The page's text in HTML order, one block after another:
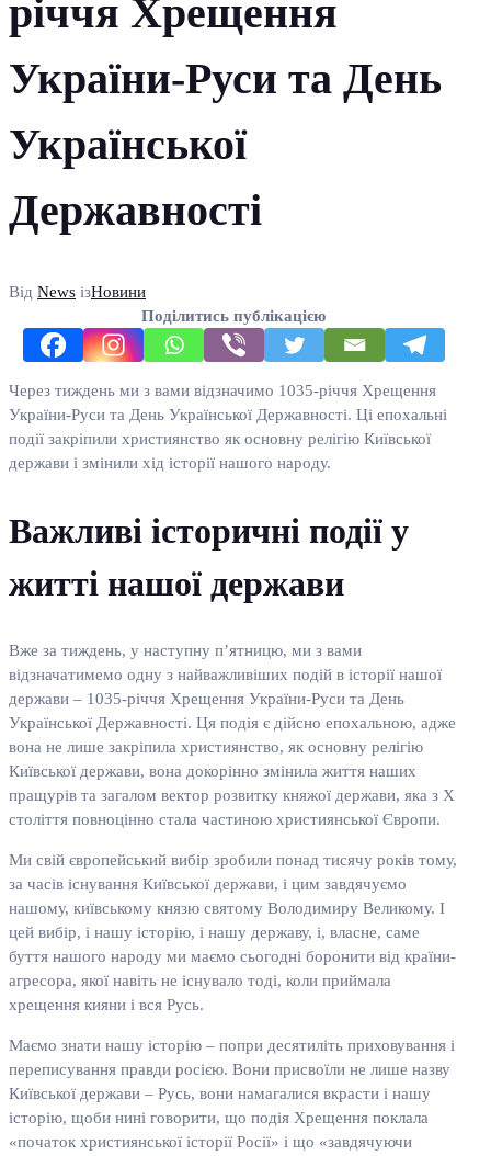
річчя Хрещення
України-Руси та День
Української
Державності
Від News ізНовини
Поділитись публікацією
Через тиждень ми з вами відзначимо 1035-річчя Хрещення
України-Руси та День Української Державності. Ці епохальні
події закріпили християнство як основну релігію Київської
держави і змінили хід історії нашого народу.
Важливі історичні події у
житті нашої держави
Вже за тиждень, у наступну п’ятницю, ми з вами
відзначатимемо одну з найважливіших подій в історії нашої
держави – 1035-річчя Хрещення України-Руси та День
Української Державності. Ця подія є дійсно епохальною, адже
вона не лише закріпила християнство, як основну релігію
Київської держави, вона докорінно змінила життя наших
пращурів та загалом вектор розвитку княжої держави, яка з X
століття повноцінно стала частиною християнської Європи.
Ми свій європейський вибір зробили понад тисячу років тому,
за часів існування Київської держави, і цим завдячуємо
нашому, київському князю святому Володимиру Великому. І
цей вибір, і нашу історію, і нашу державу, і, власне, саме
буття нашого народу ми маємо сьогодні боронити від країни-
агресора, якої навіть не існувало тоді, коли приймала
хрещення кияни і вся Русь.
Маємо знати нашу історію – попри десятиліть приховування і
переписування правди росією. Вони присвоїли не лише назву
Київської держави – Русь, вони намагалися вкрасти і нашу
історію, щоби нині говорити, що подія Хрещення поклала
«початок християнської історії Росії» і що «завдячуючи